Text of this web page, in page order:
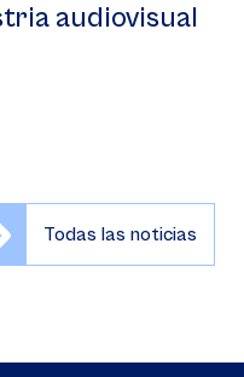
audiovisual
Todas las noticias